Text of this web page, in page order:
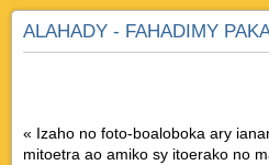
ALAHADY - FAHADIMY
« Izaho no foto-boaloboka ary
mitoetra ao amiko sy itoerako no